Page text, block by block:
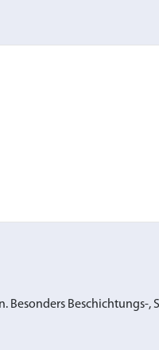
Beschichtungs-,